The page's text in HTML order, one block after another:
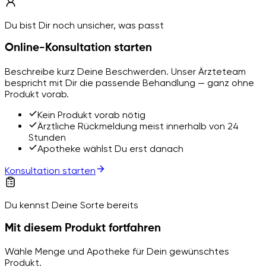
Du bist Dir noch unsicher, was passt
Online-Konsultation starten
Beschreibe kurz Deine Beschwerden. Unser Ärzteteam
bespricht mit Dir die passende Behandlung — ganz ohne
Produkt vorab.
Kein Produkt vorab nötig
Ärztliche Rückmeldung meist innerhalb von 24
Stunden
Apotheke wählst Du erst danach
Konsultation starten
Du kennst Deine Sorte bereits
Mit diesem Produkt fortfahren
Wähle Menge und Apotheke für Dein gewünschtes
Produkt.